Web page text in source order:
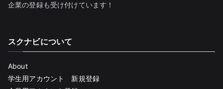
企業の登録も受け付けています！
スクナビについて
About
学生用アカウント 新規登録